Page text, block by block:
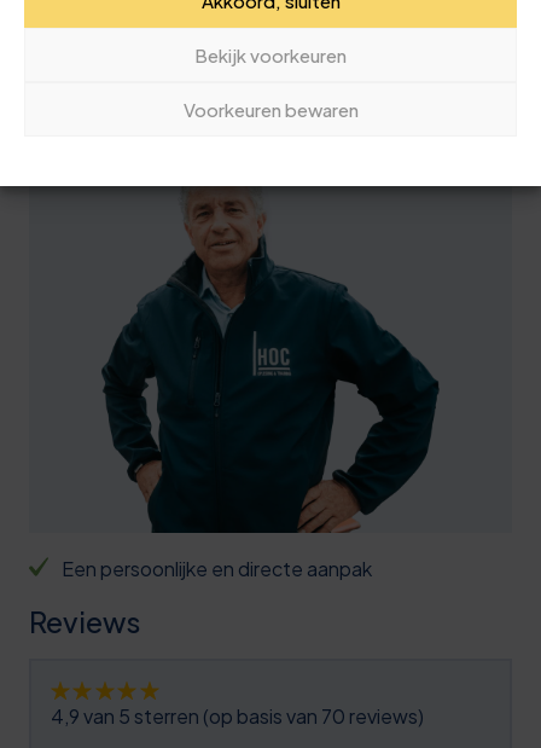
Bekijk voorkeuren
Voorkeuren bewaren
Vrijblijvend advies nodig van ons
deskundige team? Bellen kan naar
050 40 92 663
Een persoonlijke en directe aanpak
Reviews
4,9 van 5 sterren (op basis van 70 reviews)
9
2
5
8
9
1
2
2
4
5
6
7
0
0
5
6
1
1
6
1
7
0
1
3